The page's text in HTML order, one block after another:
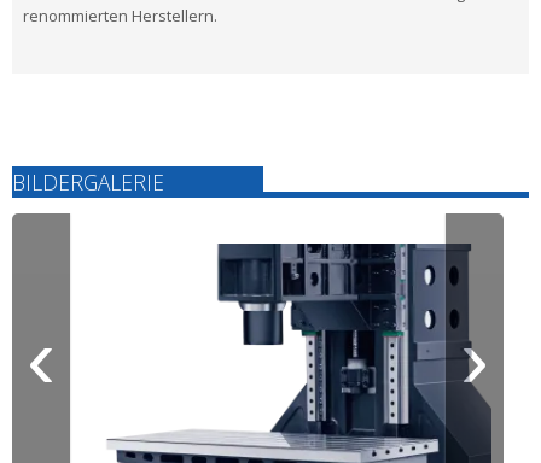
renommierten Herstellern.
BILDERGALERIE